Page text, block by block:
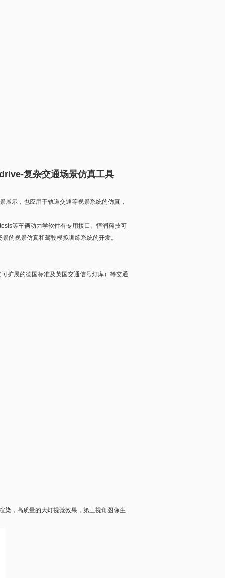
复杂交通场景仿真工具
示，也应用于轨道交通等视景系统的仿真，
等车辆动力学软件有专用接口。恒润科技可
的视景仿真和驾驶模拟训练系统的开发。
扩展的德国标准及英国交通信号灯库）等交通
染，高质量的大灯视觉效果，第三视角图像生